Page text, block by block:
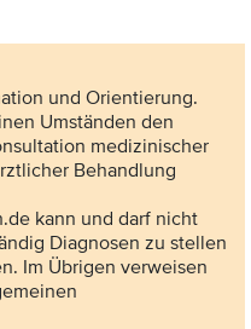
und Orientierung.
Umständen den
medizinischer
Behandlung
kann und darf nicht
Diagnosen zu stellen
Im Übrigen verweisen